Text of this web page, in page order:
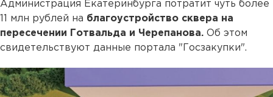
Администрация Екатеринбурга потратит чуть более
11 млн рублей на благоустройство сквера на
пересечении Готвальда и Черепанова. Об этом
свидетельствуют данные портала "Госзакупки".